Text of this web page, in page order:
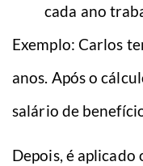
cada ano
Exemplo: Carlos
anos. Após o
salário de
Depois, é aplicado